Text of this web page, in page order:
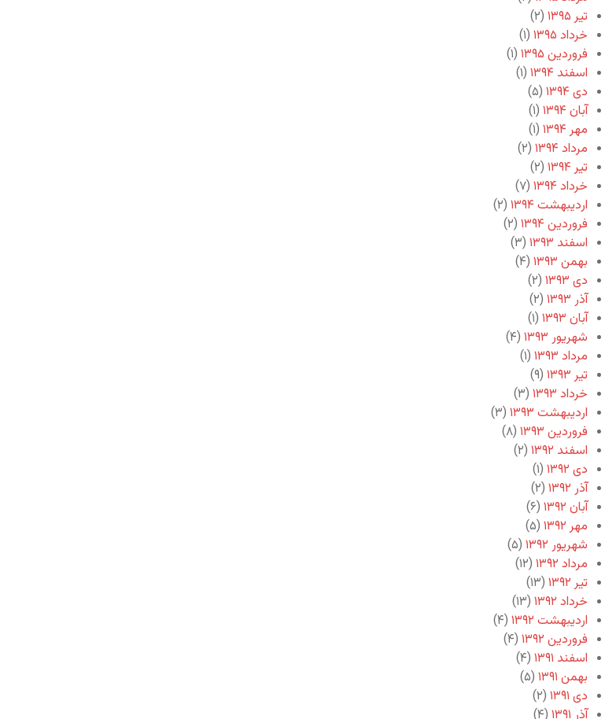
تیر ۱۳۹۵
(۲)
خرداد ۱۳۹۵
(۱)
فروردین ۱۳۹۵
(۱)
اسفند ۱۳۹۴
(۱)
دی ۱۳۹۴
(۵)
آبان ۱۳۹۴
(۱)
مهر ۱۳۹۴
(۱)
مرداد ۱۳۹۴
(۲)
تیر ۱۳۹۴
(۲)
خرداد ۱۳۹۴
(۷)
اردیبهشت ۱۳۹۴
(۲)
فروردین ۱۳۹۴
(۲)
اسفند ۱۳۹۳
(۳)
بهمن ۱۳۹۳
(۴)
دی ۱۳۹۳
(۲)
آذر ۱۳۹۳
(۲)
آبان ۱۳۹۳
(۱)
شهریور ۱۳۹۳
(۴)
مرداد ۱۳۹۳
(۱)
تیر ۱۳۹۳
(۹)
خرداد ۱۳۹۳
(۳)
اردیبهشت ۱۳۹۳
(۳)
فروردین ۱۳۹۳
(۸)
اسفند ۱۳۹۲
(۲)
دی ۱۳۹۲
(۱)
آذر ۱۳۹۲
(۲)
آبان ۱۳۹۲
(۶)
مهر ۱۳۹۲
(۵)
شهریور ۱۳۹۲
(۵)
مرداد ۱۳۹۲
(۱۲)
تیر ۱۳۹۲
(۱۳)
خرداد ۱۳۹۲
(۱۳)
اردیبهشت ۱۳۹۲
(۴)
فروردین ۱۳۹۲
(۴)
اسفند ۱۳۹۱
(۴)
بهمن ۱۳۹۱
(۵)
دی ۱۳۹۱
(۲)